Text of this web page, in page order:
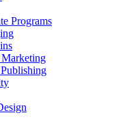
Programs